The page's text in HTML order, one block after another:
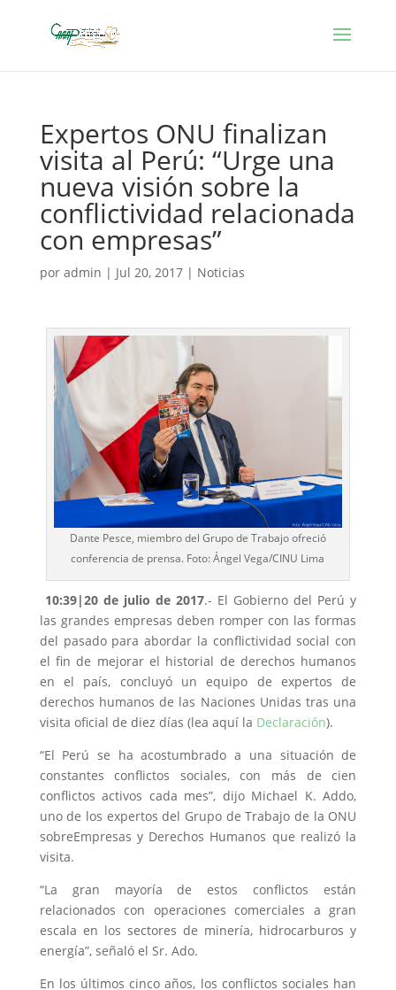
Expertos ONU finalizan
visita al Perú: “Urge una
nueva visión sobre la
conflictividad relacionada
con empresas”
por admin | Jul 20, 2017| Noticias
Dante Pesce, miembro del Grupo de Trabajo ofreció
conferencia de prensa. Foto: Ángel Vega/CINU Lima
10:39|20 de julio de 2017.- El Gobierno del Perú y
las grandes empresas deben romper con las formas
del pasado para abordar la conflictividad social con
el fin de mejorar el historial de derechos humanos
en el país, concluyó un equipo de expertos de
derechos humanos de las Naciones Unidas tras una
visita oficial de diez días (lea aquí la Declaración).
“El Perú se ha acostumbrado a una situación de
constantes conflictos sociales, con más de cien
conflictos activos cada mes”, dijo Michael K. Addo,
uno de los expertos del Grupo de Trabajo de la ONU
sobreEmpresas y Derechos Humanos que realizó la
visita.
“La gran mayoría de estos conflictos están
relacionados con operaciones comerciales a gran
escala en los sectores de minería, hidrocarburos y
energía”, señaló el Sr. Ado.
En los últimos cinco años, los conflictos sociales han